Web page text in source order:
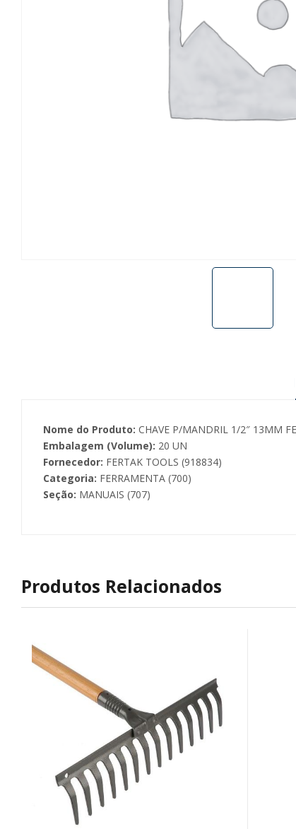
Nome do Produto: CHAVE P/MANDRIL 1/2″ 13MM
Embalagem (Volume): 20 UN
Fornecedor: FERTAK TOOLS (918834)
Categoria: FERRAMENTA (700)
Seção: MANUAIS (707)
Produtos Relacionados